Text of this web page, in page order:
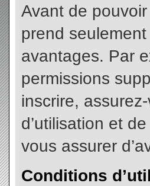
Avant de
prend
avantages. Par
permissions
inscrire,
d’utilisation et
vous assurer
Conditions